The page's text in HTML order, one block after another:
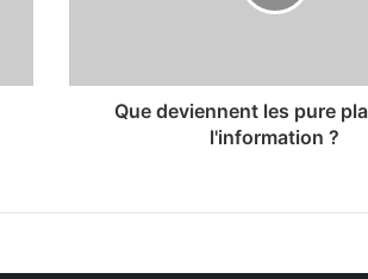
Que deviennent les pure
l'information ?